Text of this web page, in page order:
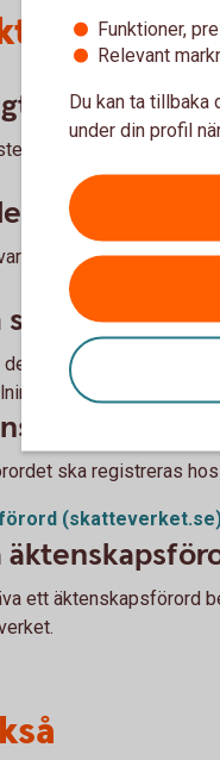
vara skriftligt och kan
daterat och
ska vara
framgå de tillgångar
ska registreras
ett äktenskapsförord
Funktioner,
Relevant
Du kan ta
under din profil